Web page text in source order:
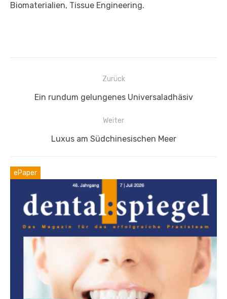
Biomaterialien, Tissue Engineering.
Beitragsnavigation
Zurück
Vorheriger
Ein rundum gelungenes Universaladhäsiv
Weiter
Nächster
Luxus am Südchinesischen Meer
ePaper